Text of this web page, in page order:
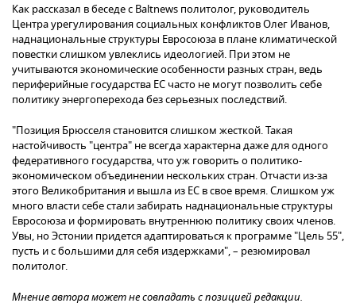
Как рассказал в беседе с Baltnews политолог, руководитель
Центра урегулирования социальных конфликтов Олег Иванов,
наднациональные структуры Евросоюза в плане климатической
повестки слишком увлеклись идеологией. При этом не
учитываются экономические особенности разных стран, ведь
периферийные государства ЕС часто не могут позволить себе
политику энергоперехода без серьезных последствий.
"Позиция Брюсселя становится слишком жесткой. Такая
настойчивость "центра" не всегда характерна даже для одного
федеративного государства, что уж говорить о политико-
экономическом объединении нескольких стран. Отчасти из-за
этого Великобритания и вышла из ЕС в свое время. Слишком уж
много власти себе стали забирать наднациональные структуры
Евросоюза и формировать внутреннюю политику своих членов.
Увы, но Эстонии придется адаптироваться к программе "Цель 55",
пусть и с большими для себя издержками", – резюмировал
политолог.
Мнение автора может не совпадать с позицией редакции.